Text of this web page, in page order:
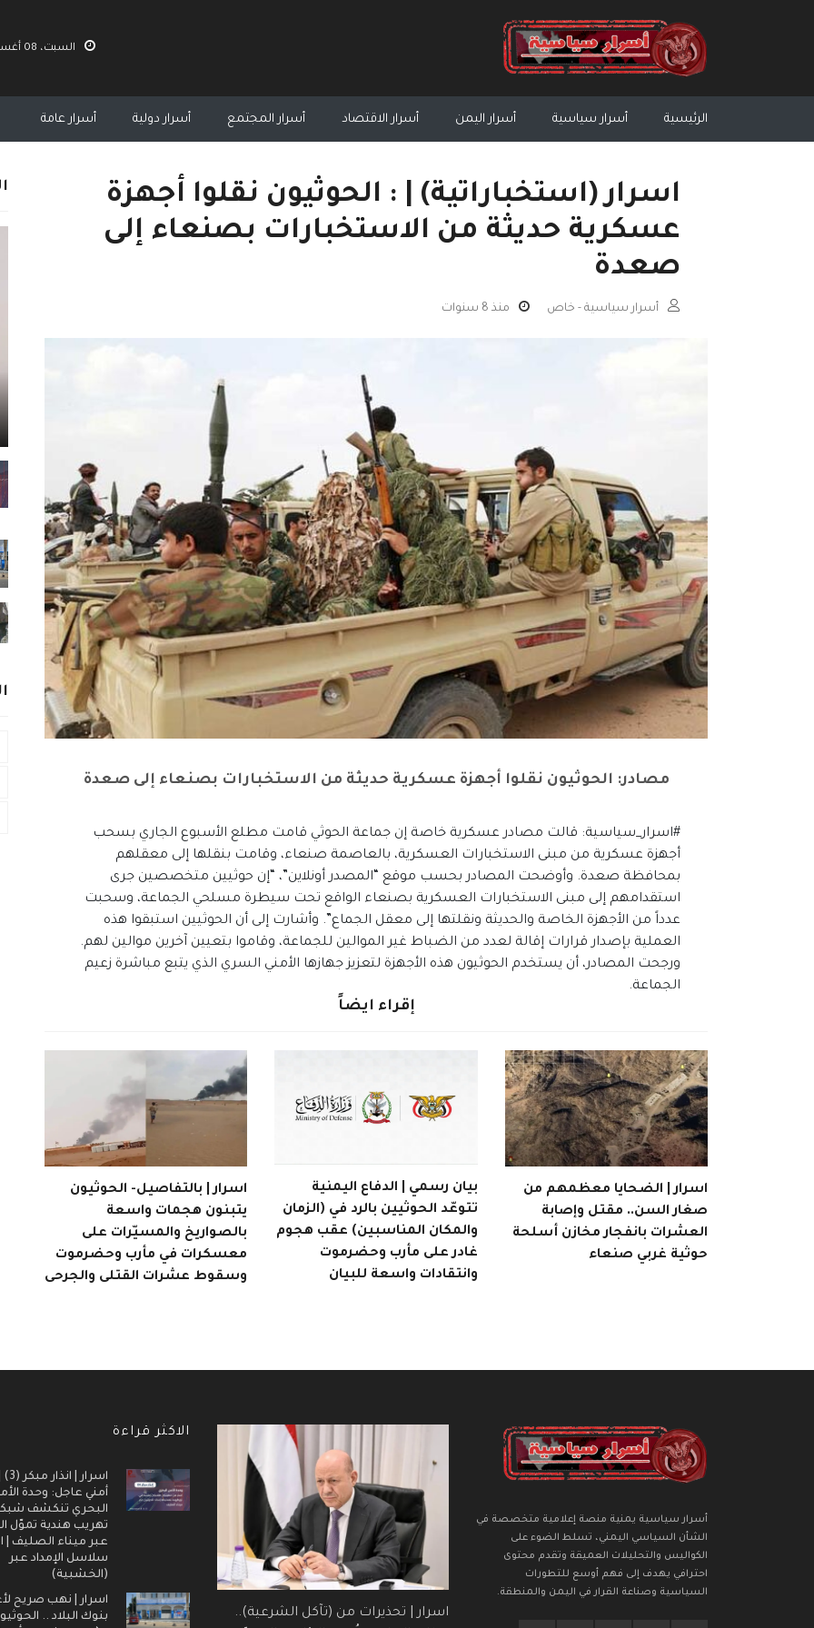
السبت، 08 أغسطس 2026 01:15 م
الرئيسية أسرار سياسية أسرار اليمن أسرار الاقتصاد أسرار المجتمع أسرار دولية أسرار عامة
اسرار (استخباراتية) | : الحوثيون نقلوا أجهزة
عسكرية حديثة من الاستخبارات بصنعاء إلى
صعدة
أسرار سياسية - خاص منذ 8 سنوات
مصادر: الحوثيون نقلوا أجهزة عسكرية حديثة من الاستخبارات بصنعاء إلى صعدة
#اسرار_سياسية: قالت مصادر عسكرية خاصة إن جماعة الحوثي قامت مطلع الأسبوع الجاري بسحب
أجهزة عسكرية من مبنى الاستخبارات العسكرية، بالعاصمة صنعاء، وقامت بنقلها إلى معقلهم
بمحافظة صعدة. وأوضحت المصادر بحسب موقع “المصدر أونلاين”، “إن حوثيين متخصصين جرى
استقدامهم إلى مبنى الاستخبارات العسكرية بصنعاء الواقع تحت سيطرة مسلحي الجماعة، وسحبت
عدداً من الأجهزة الخاصة والحديثة ونقلتها إلى معقل الجماع”. وأشارت إلى أن الحوثيين استبقوا هذه
العملية بإصدار قرارات إقالة لعدد من الضباط غير الموالين للجماعة، وقاموا بتعيين آخرين موالين لهم.
ورجحت المصادر، أن يستخدم الحوثيون هذه الأجهزة لتعزيز جهازها الأمني السري الذي يتبع مباشرة زعيم
الجماعة.
إقراء ايضاً
اسرار | الضحايا معظمهم من
صغار السن.. مقتل وإصابة
العشرات بانفجار مخازن أسلحة
حوثية غربي صنعاء
بيان رسمي | الدفاع اليمنية
تتوعّد الحوثيين بالرد في (الزمان
والمكان المناسبين) عقب هجوم
غادر على مأرب وحضرموت
وانتقادات واسعة للبيان
اسرار | بالتفاصيل- الحوثيون
يتبنون هجمات واسعة
بالصواريخ والمسيّرات على
معسكرات في مأرب وحضرموت
وسقوط عشرات القتلى والجرحى
أسرار سياسية يمنية منصة إعلامية متخصصة في
الشأن السياسي اليمني، تسلط الضوء على
الكواليس والتحليلات العميقة وتقدم محتوى
احترافي يهدف إلى فهم أوسع للتطورات
السياسية وصناعة القرار في اليمن والمنطقة.
اسرار | تحذيرات من (تآكل الشرعية)..
الاكثر قراءة
أمني عاجل: وحدة
البحري تنكشف
تهريب هندية تموّل
عبر ميناء الصليف |
سلاسل الإمداد عبر
(الخشبية)
اسرار | نهب صريح
بنوك البلاد ..